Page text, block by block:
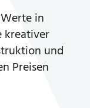
in
kreativer
und
Preisen